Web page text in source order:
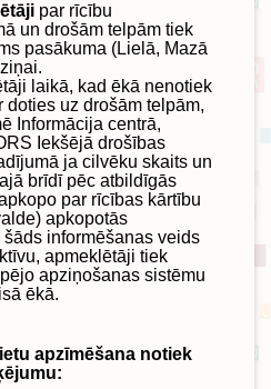
par rīcību
un drošām telpām tiek
pasākuma (Lielā, Mazā
laikā, kad ēkā nenotiek
uz drošām telpām,
Informācija centrā,
Iekšējā drošības
ja cilvēku skaits un
brīdī pēc atbildīgās
par rīcības kārtību
apkopotās
informēšanas veids
apmeklētāji tiek
apziņošanas sistēmu
ēkā.
apzīmēšana notiek